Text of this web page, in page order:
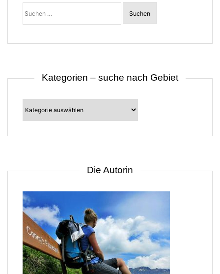
Suchen
nach:
Kategorien – suche nach Gebiet
Kategorien
–
suche
nach
Die Autorin